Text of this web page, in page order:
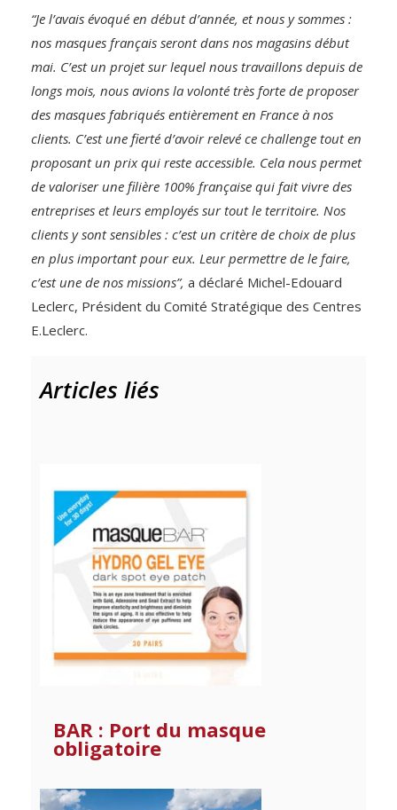
“Je l’avais évoqué en début d’année, et nous y sommes :
nos masques français seront dans nos magasins début
mai. C’est un projet sur lequel nous travaillons depuis de
longs mois, nous avions la volonté très forte de proposer
des masques fabriqués entièrement en France à nos
clients. C’est une fierté d’avoir relevé ce challenge tout en
proposant un prix qui reste accessible. Cela nous permet
de valoriser une filière 100% française qui fait vivre des
entreprises et leurs employés sur tout le territoire. Nos
clients y sont sensibles : c’est un critère de choix de plus
en plus important pour eux. Leur permettre de le faire,
c’est une de nos missions”, a déclaré Michel-Edouard
Leclerc, Président du Comité Stratégique des Centres
E.Leclerc.
Articles liés
BAR : Port du masque
obligatoire